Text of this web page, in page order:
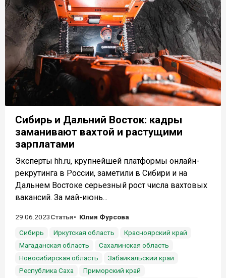
Сибирь и Дальний Восток: кадры
заманивают вахтой и растущими
зарплатами
Эксперты hh.ru, крупнейшей платформы онлайн-
рекрутинга в России, заметили в Сибири и на
Дальнем Востоке серьезный рост числа вахтовых
вакансий. За май-июнь...
29.06.2023Статья
Юлия Фурсова
Сибирь
Иркутская область
Красноярский край
Магаданская область
Сахалинская область
Новосибирская область
Забайкальский край
Республика Саха
Приморский край